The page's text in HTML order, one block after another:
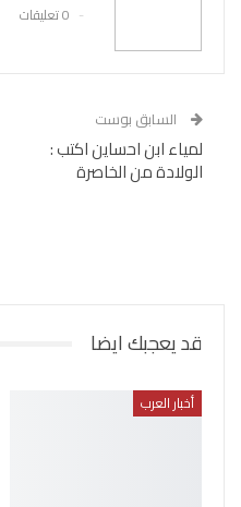
0 تعليقات
السابق بوست
لمياء ابن احساين اكتب :
الولادة من الخاصرة
قد يعجبك ايضا
أخبار العرب